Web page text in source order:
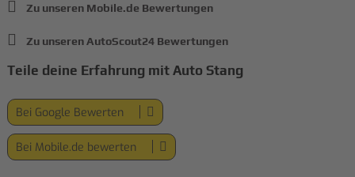
Zu unseren Mobile.de Bewertungen
Zu unseren AutoScout24 Bewertungen
Teile deine Erfahrung mit Auto Stang
Bei Google Bewerten
Bei Mobile.de bewerten